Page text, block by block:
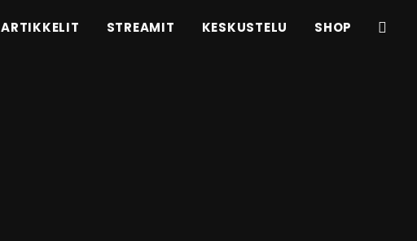
ARTIKKELIT STREAMIT KESKUSTELU SHOP